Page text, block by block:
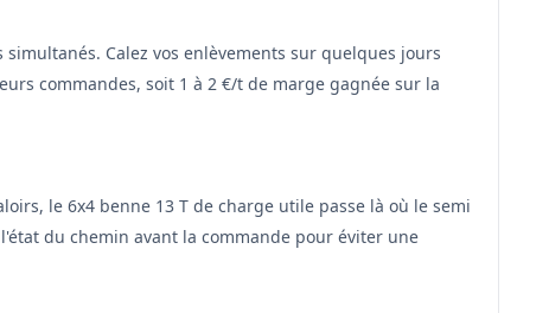
Calez vos enlèvements sur quelques jours
commandes, soit 1 à 2 €/t de marge gagnée sur la
le 6x4 benne 13 T de charge utile passe là où le semi
du chemin avant la commande pour éviter une